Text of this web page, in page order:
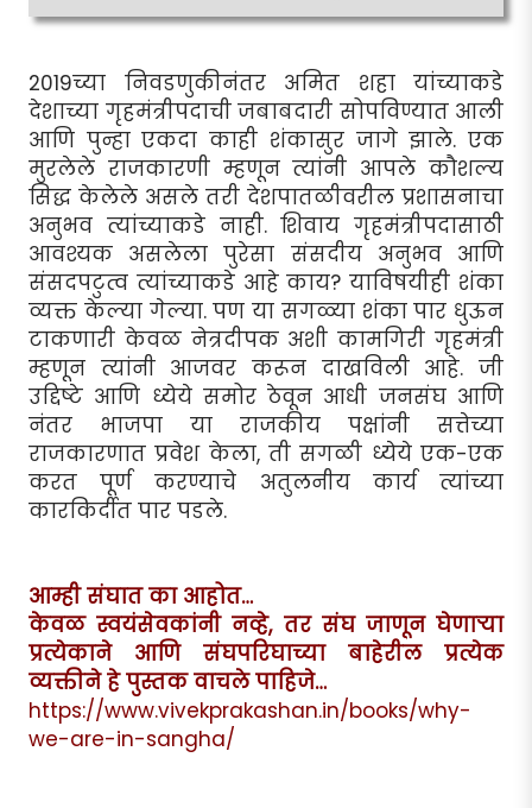
2019च्या निवडणुकीनंतर अमित शहा यांच्याकडे
देशाच्या गृहमंत्रीपदाची जबाबदारी सोपविण्यात आली
आणि पुन्हा एकदा काही शंकासुर जागे झाले. एक
मुरलेले राजकारणी म्हणून त्यांनी आपले कौशल्य
सिद्ध केलेले असले तरी देशपातळीवरील प्रशासनाचा
अनुभव त्यांच्याकडे नाही. शिवाय गृहमंत्रीपदासाठी
आवश्यक असलेला पुरेसा संसदीय अनुभव आणि
संसदपटुत्व त्यांच्याकडे आहे काय? याविषयीही शंका
व्यक्त केल्या गेल्या. पण या सगळ्या शंका पार धुऊन
टाकणारी केवळ नेत्रदीपक अशी कामगिरी गृहमंत्री
म्हणून त्यांनी आजवर करून दाखविली आहे. जी
उद्दिष्टे आणि ध्येये समोर ठेवून आधी जनसंघ आणि
नंतर भाजपा या राजकीय पक्षांनी सत्तेच्या
राजकारणात प्रवेश केला, ती सगळी ध्येये एक-एक
करत पूर्ण करण्याचे अतुलनीय कार्य त्यांच्या
कारकिर्दीत पार पडले.
आम्ही संघात का आहोत…
केवळ स्वयंसेवकांनी नव्हे, तर संघ जाणून घेणाऱ्या
प्रत्येकाने आणि संघपरिघाच्या बाहेरील प्रत्येक
व्यक्तीने हे पुस्तक वाचले पाहिजे…
https://www.vivekprakashan.in/books/why-
we-are-in-sangha/